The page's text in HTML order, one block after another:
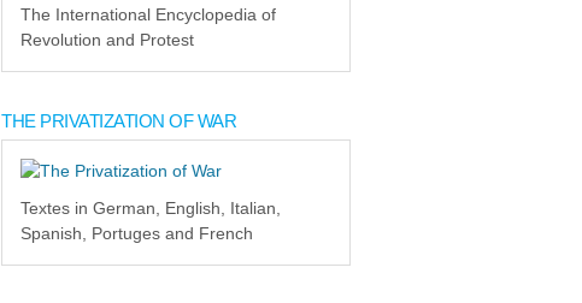
The International Encyclopedia of
Revolution and Protest
THE PRIVATIZATION OF WAR
Textes in German, English, Italian,
Spanish, Portuges and French